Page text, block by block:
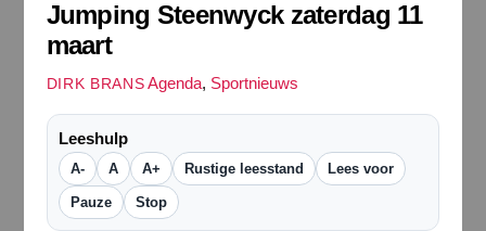
Jumping Steenwyck zaterdag 11
maart
DIRK BRANS Agenda, Sportnieuws
Leeshulp
A- A A+ Rustige leesstand Lees voor
Pauze Stop